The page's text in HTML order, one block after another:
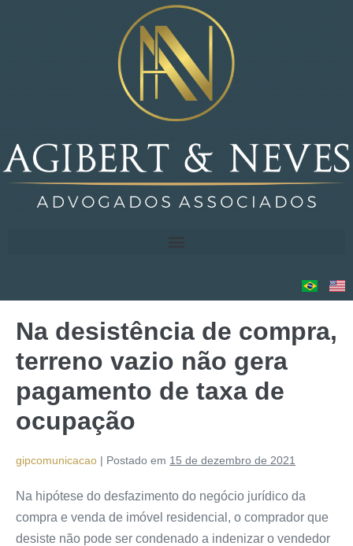
Na desistência de compra,
terreno vazio não gera
pagamento de taxa de
ocupação
gipcomunicacao | Postado em 15 de dezembro de 2021
Na hipótese do desfazimento do negócio jurídico da
compra e venda de imóvel residencial, o comprador que
desiste não pode ser condenado a indenizar o vendedor